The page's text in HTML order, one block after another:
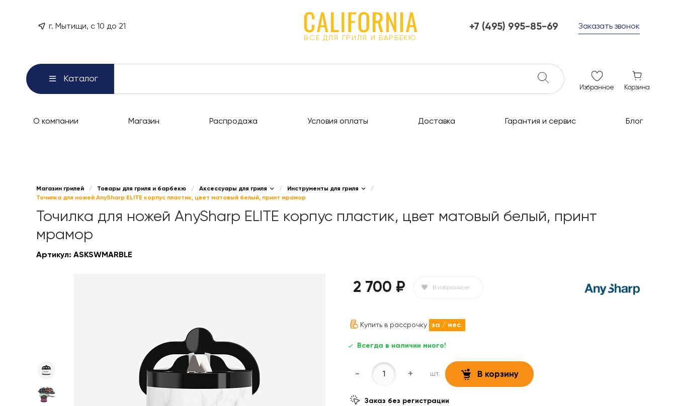
г. Мытищи, с 10 до 21
ВСЕ ДЛЯ ГРИЛЯ И БАРБЕКЮ
+7 (495) 995-85-69
ежедневно с 10 до 21
Заказать звонок
Каталог
Избранное Корзина
О компании Магазин Распродажа Условия оплаты Доставка Гарантия и сервис Блог
Магазин грилей / Товары для гриля и барбекю / Аксессуары для гриля / Инструменты для гриля
/
Точилка для ножей AnySharp ELITE корпус пластик, цвет матовый белый, принт мрамор
Точилка для ножей AnySharp ELITE корпус пластик, цвет матовый белый, принт
мрамор
Артикул: ASKSWMARBLE
2 700 ₽ В избранное
Купить в рассрочку за / мес.
Всегда в наличии много!
- + шт. В корзину
Заказ без регистрации